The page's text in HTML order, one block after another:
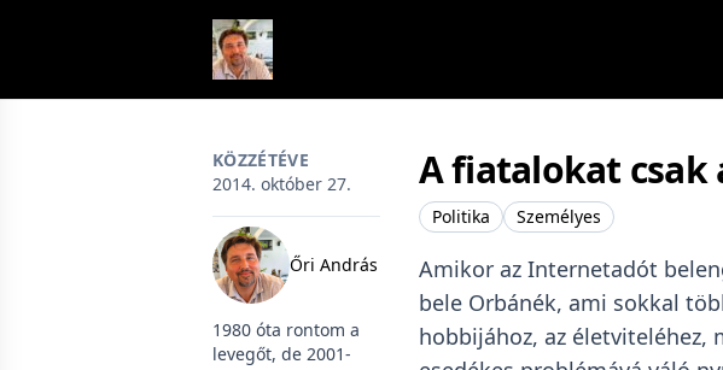
KÖZZÉTÉVE
2014. október 27.
Őri András
1980 óta rontom a
levegőt, de 2001-
A fiatalokat
Politika Személyes
Amikor az Internetadót
bele Orbánék, ami sokkal
hobbijához, az életviteléhez,